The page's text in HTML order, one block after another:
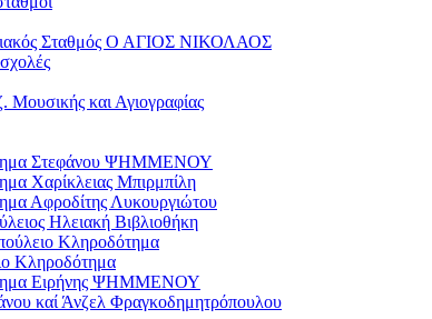
Σταθμός Ο ΑΓΙΟΣ ΝΙΚΟΛΑΟΣ
Μουσικής και Αγιογραφίας
Στεφάνου ΨΗΜΜΕΝΟΥ
Χαρίκλειας Μπιρμπίλη
Αφροδίτης Λυκουργιώτου
Ηλειακή Βιβλιοθήκη
Κληροδότημα
Κληροδότημα
Ειρήνης ΨΗΜΜΕΝΟΥ
καί Άνζελ Φραγκοδημητρόπουλου